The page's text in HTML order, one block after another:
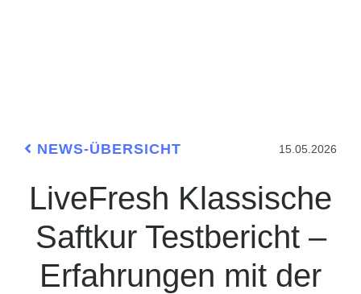
NEWS-ÜBERSICHT 15.05.2026
LiveFresh Klassische
Saftkur Testbericht –
Erfahrungen mit der